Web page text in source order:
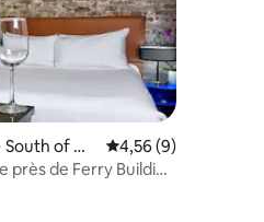
de 37 commentaires : 4,7 sur 5
of Ma
Évaluation moyenne
4,56 (9)
de Ferry Building